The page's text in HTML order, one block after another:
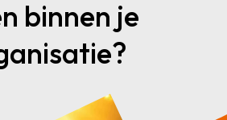
binnen je